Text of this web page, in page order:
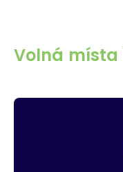
Volná místa